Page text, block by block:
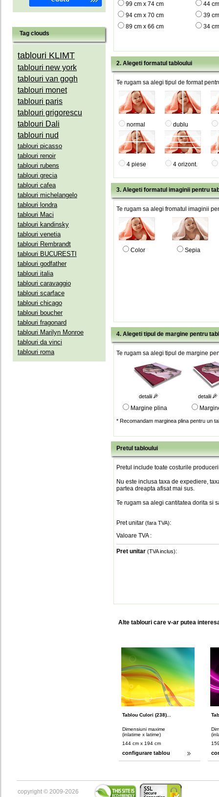
Tag clouds
tablouri KLIMT
tablouri new york
tablouri van gogh
tablouri monet
tablouri paris
tablouri grigorescu
tablouri Dali
tablouri nud
tablouri picasso
tablouri renoir
tablouri rubens
tablouri grecia
tablouri cafea
tablouri michelangelo
tablouri londra
tablouri Maci
tablouri kandinsky
tablouri venetia
tablouri Rembrandt
tablouri BUCURESTI
tablouri godfather
tablouri italia
tablouri caravaggio
tablouri scarface
tablouri chicago
tablouri boucher
tablouri fragonard
tablouri Marilyn Monroe
tablouri da vinci
tablouri roma
99 cm x 74 cm
44
94 cm x 70 cm
39
89 cm x 66 cm
34
2. Alegeti formatul tabloului
Te rugam sa alegi tipul de format
normal dublu
4 piese 4 orizont.
3. Alegeti formatul imaginii pentru
Te rugam sa alegi fromatul imaginii
Color Sepia
4. Alegeti tipul de margine pentru
Te rugam sa alegi tipul de margine
detalii detalii
Margine plina
* Recomandam marginea plina pentru un
Pretul tabloului
Pretul include toate costurile
Nu este inclusa taxa de expediere,
partea dreapta afisat mai sus.
Te rugam sa alegi cantitatea dorita si
Pret unitar (fara TVA):
Valoare TVA :
Pret unitar (TVA inclus):
Alte tablouri care v-ar putea
Tablou Culori (238)...
Dimensiuni maxime
(inlatime x latime)
144 cm x 194 cm
configurare tablou
copyright © 2009-2026